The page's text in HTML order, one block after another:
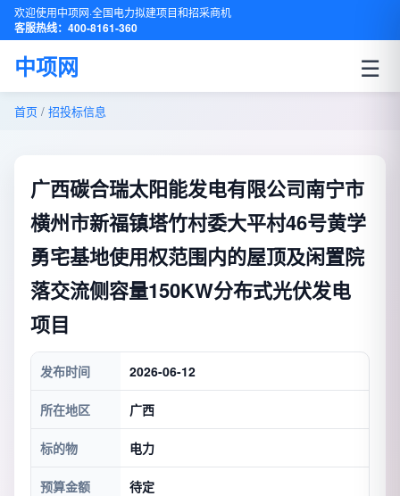
欢迎使用中项网·全国电力拟建项目和招采商机
客服热线：400-8161-360
中项网 ☰
首页 / 招投标信息
广西碳合瑞太阳能发电有限公司南宁市
横州市新福镇塔竹村委大平村46号黄学
勇宅基地使用权范围内的屋顶及闲置院
落交流侧容量150KW分布式光伏发电
项目
发布时间 2026-06-12
所在地区 广西
标的物 电力
预算金额 待定